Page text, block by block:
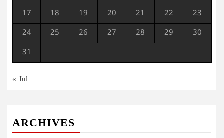
17 18 19 20 21 22 23
24 25 26 27 28 29 30
31
« Jul
ARCHIVES